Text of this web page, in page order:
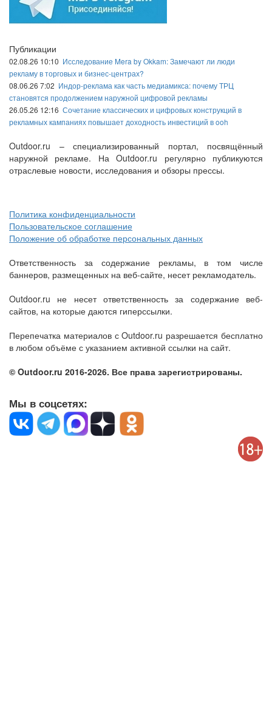
Публикации
02.08.26 10:10 Исследование Mera by Okkam: Замечают ли люди
рекламу в торговых и бизнес-центрах?
08.06.26 7:02 Индор-реклама как часть медиамикса: почему ТРЦ
становятся продолжением наружной цифровой рекламы
26.05.26 12:16 Сочетание классических и цифровых конструкций в
рекламных кампаниях повышает доходность инвестиций в ooh
Outdoor.ru – специализированный портал, посвящённый
наружной рекламе. На Outdoor.ru регулярно публикуются
отраслевые новости, исследования и обзоры прессы.
Политика конфиденциальности
Пользовательское соглашение
Положение об обработке персональных данных
Ответственность за содержание рекламы, в том числе
баннеров, размещенных на веб-сайте, несет рекламодатель.
Outdoor.ru не несет ответственность за содержание веб-
сайтов, на которые даются гиперссылки.
Перепечатка материалов с Outdoor.ru разрешается бесплатно
в любом объёме с указанием активной ссылки на сайт.
© Outdoor.ru 2016-2026. Все права зарегистрированы.
Мы в соцсетях: